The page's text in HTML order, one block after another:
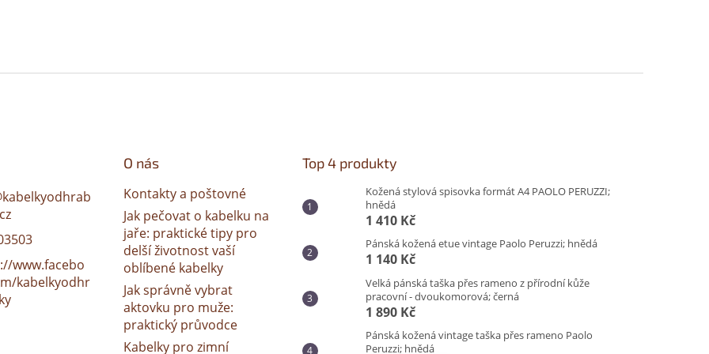
kabelkyodhrab
www.facebo
kabelkyodhr
O nás
Kontakty a poštovné
Jak pečovat o kabelku na
jaře: praktické tipy pro
delší životnost vaší
oblíbené kabelky
Jak správně vybrat
aktovku pro muže:
praktický průvodce
Kabelky pro zimní
Top 4 produkty
Kožená stylová spisovka formát A4 PAOLO PERUZZI;
hnědá
1 410 Kč
Pánská kožená etue vintage Paolo Peruzzi; hnědá
1 140 Kč
Velká pánská taška přes rameno z přírodní kůže
pracovní - dvoukomorová; černá
1 890 Kč
Pánská kožená vintage taška přes rameno Paolo
Peruzzi; hnědá